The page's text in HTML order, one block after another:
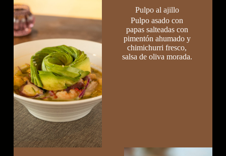
Pulpo al ajillo
Pulpo asado con
papas salteadas con
pimentón ahumado y
chimichurri fresco,
salsa de oliva morada.